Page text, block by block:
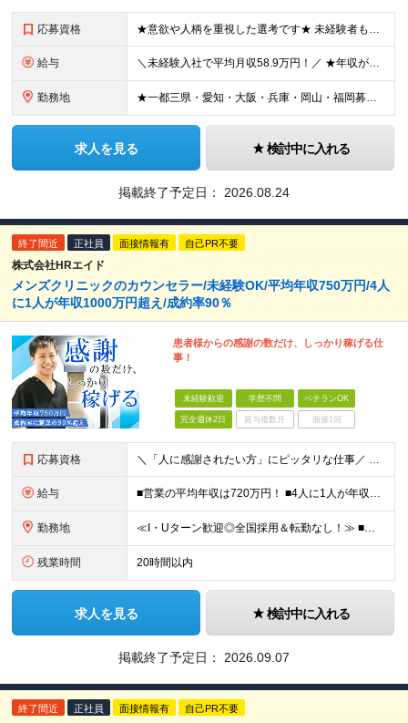
応募資格 ★意欲や人柄を重視した選考です★ 未経験者もパパスタッフも活躍中！ 今までの経験は問いませんので、まずはお気軽にご応募ください！ 20～30代活躍中！パパスタッフも多数在籍しています！ ■学歴不問
給与 ＼未経験入社で平均月収58.9万円！／ ★年収が前職の2倍以上になった人も多数 ★ほぼ全員が単月で15万円～100万円分のインセンティブを獲得！ ★入社祝い金あり ★社宅あり（家具家電付き） 月給3
勤務地 ★一都三県・愛知・大阪・兵庫・岡山・福岡募集 ★埼玉8月末オープン！ ★千葉・広島オープン予定 ■東京 ・渋谷区道玄坂1-12-1 ・新宿区西新宿1-20-3 ・豊島区南池袋1-16-15 ・品川区
求人を見る 検討中に入れる
掲載終了予定日： 2026.08.24
終了間近 正社員 面接情報有 自己PR不要
株式会社HRエイド
メンズクリニックのカウンセラー/未経験OK/平均年収750万円/4人
に1人が年収1000万円超え/成約率90％
患者様からの感謝の数だけ、しっかり稼げる仕
事！
未経験歓迎 学歴不問 ベテランOK
完全週休2日 賞与複数月 面接1回
応募資格 ＼「人に感謝されたい方」にピッタリな仕事／ ★第二新卒歓迎・社会人デビューもOK ◆職種・業種未経験OK ◆学歴不問 ★特別なスキルはいりません メンバーに共通しているのは、「何事にも素直に取り組め
給与 ■営業の平均年収は720万円！ ■4人に1人が年収1000万円超え 月給27万円～100万円+インセンティブ(平均月20～40万円程) ＜インセンティブ制度について＞ 当社では創業以来、頑張ったら
勤務地 ≪I・Uターン歓迎◎全国採用＆転勤なし！≫ ■下記エリアにある病院やクリニックでの勤務となります。 ※ご自宅からクリニックへは直行直帰です ＼★マークのついている店舗で積極採用実施中！／ 【関東エリ
残業時間 20時間以内
求人を見る 検討中に入れる
掲載終了予定日： 2026.09.07
終了間近 正社員 面接情報有 自己PR不要